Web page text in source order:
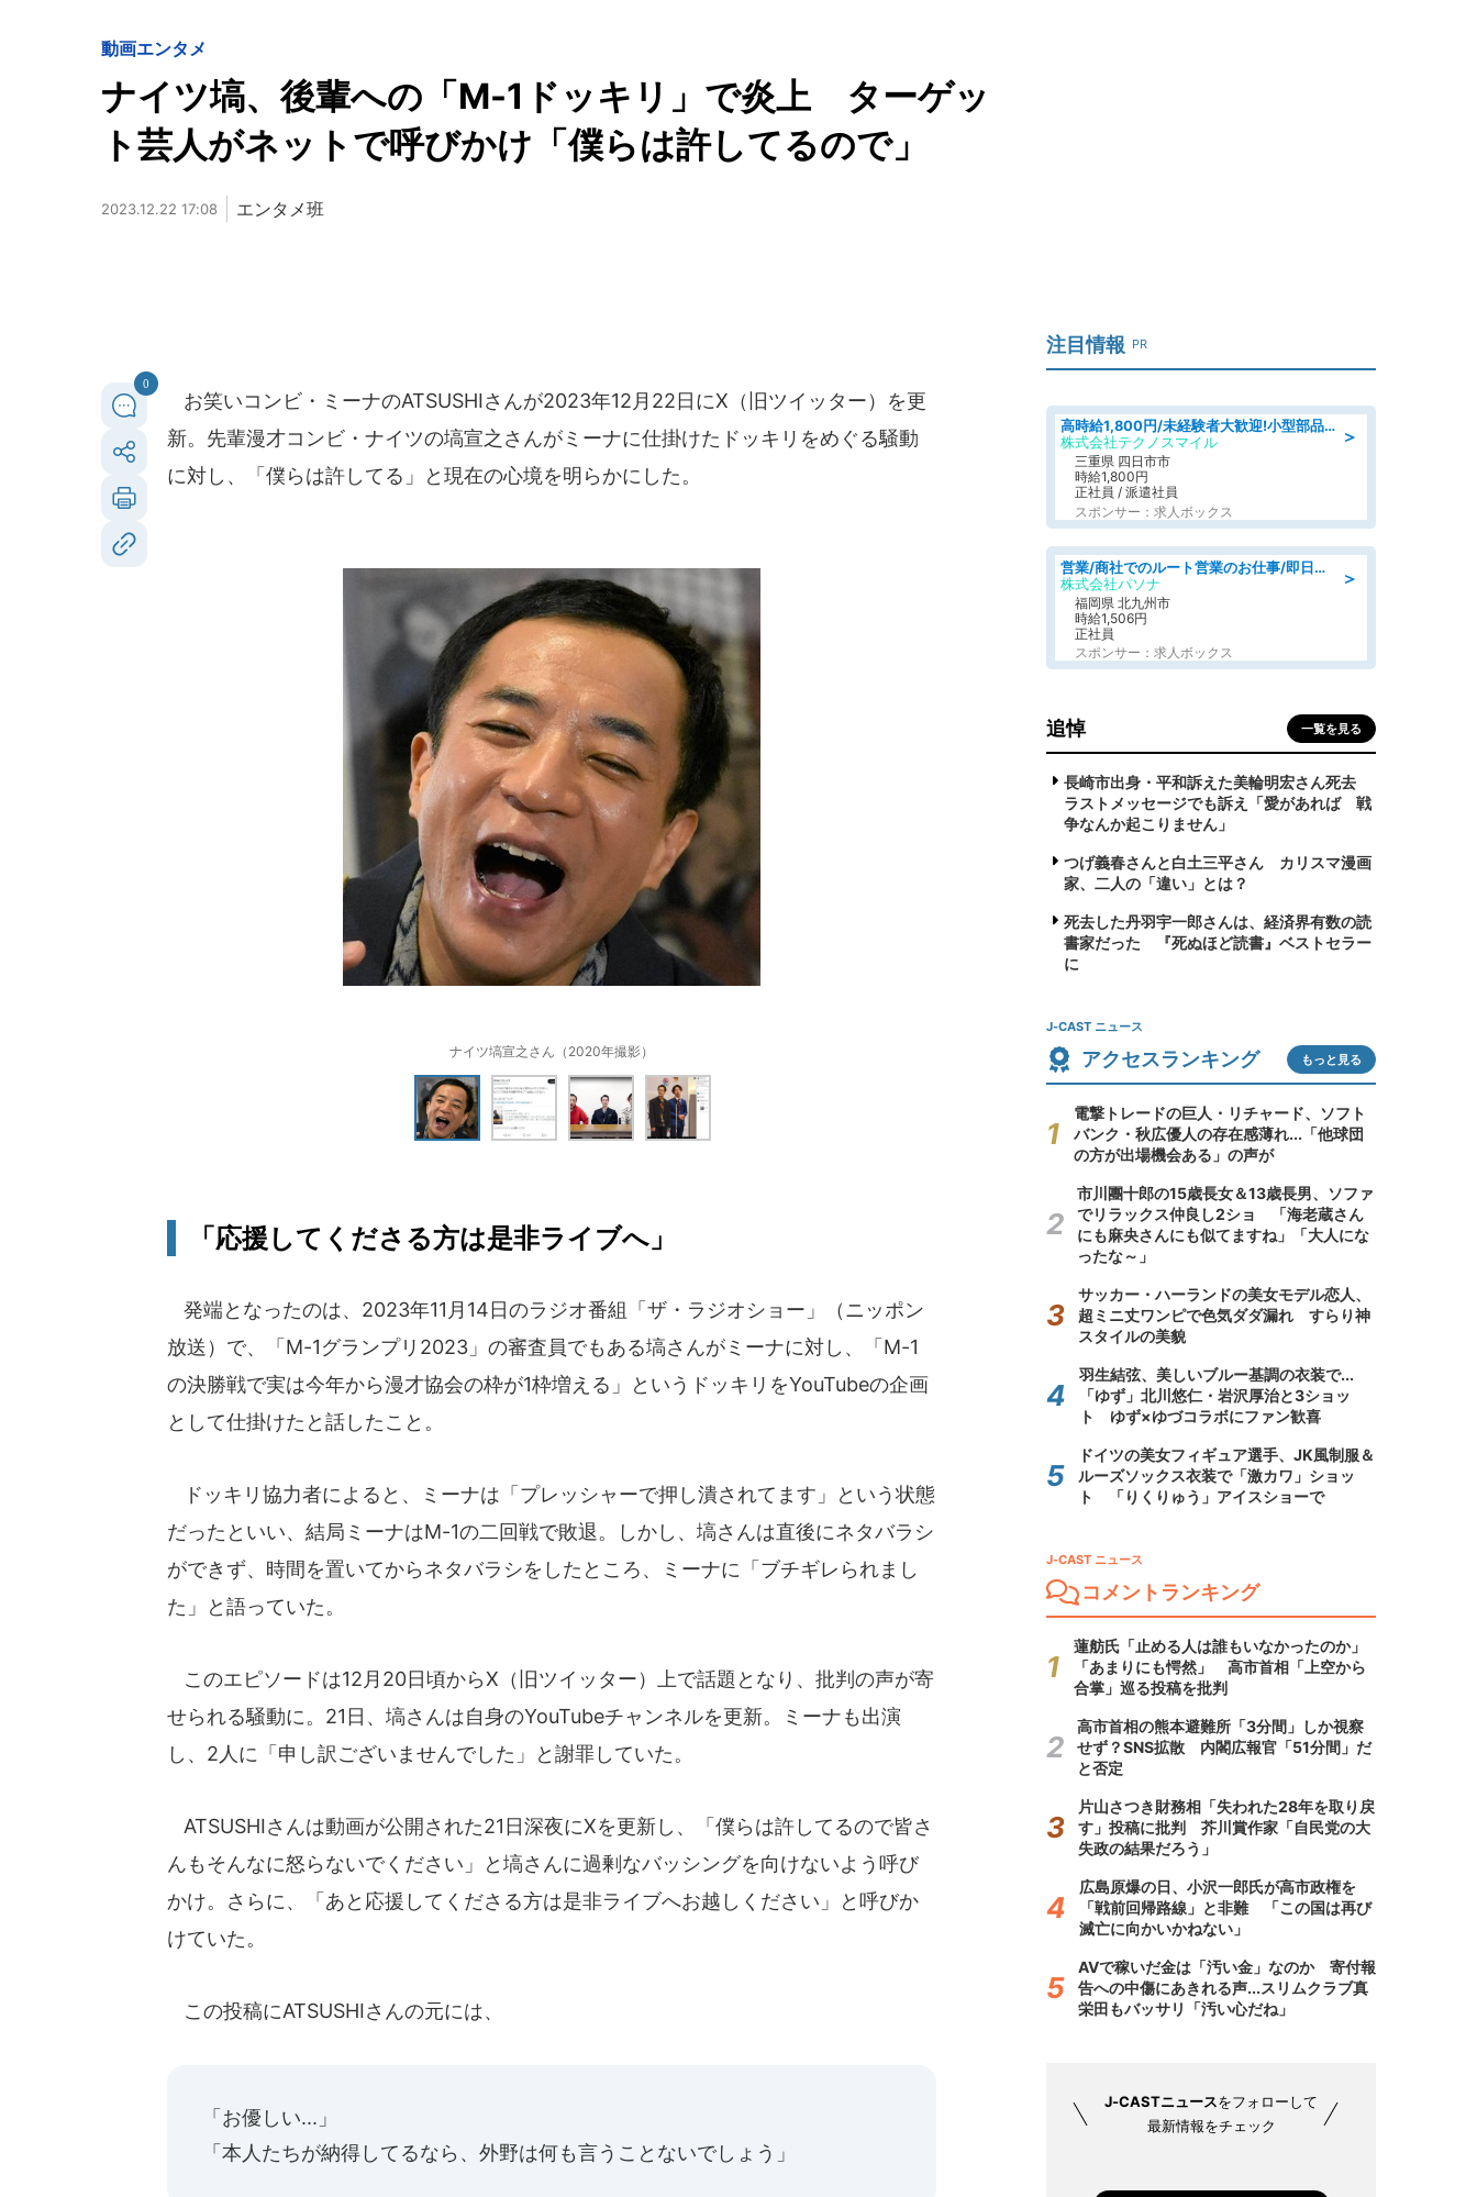
動画エンタメ
ナイツ塙、後輩への「M-1ドッキリ」で炎上 ターゲッ
ト芸人がネットで呼びかけ「僕らは許してるので」
2023.12.22 17:08 エンタメ班
0
お笑いコンビ・ミーナのATSUSHIさんが2023年12月22日にX（旧ツイッター）を更
新。先輩漫才コンビ・ナイツの塙宣之さんがミーナに仕掛けたドッキリをめぐる騒動
に対し、「僕らは許してる」と現在の心境を明らかにした。
ナイツ塙宣之さん（2020年撮影）
「応援してくださる方は是非ライブへ」
発端となったのは、2023年11月14日のラジオ番組「ザ・ラジオショー」（ニッポン
放送）で、「M-1グランプリ2023」の審査員でもある塙さんがミーナに対し、「M-1
の決勝戦で実は今年から漫才協会の枠が1枠増える」というドッキリをYouTubeの企画
として仕掛けたと話したこと。
ドッキリ協力者によると、ミーナは「プレッシャーで押し潰されてます」という状態
だったといい、結局ミーナはM-1の二回戦で敗退。しかし、塙さんは直後にネタバラシ
ができず、時間を置いてからネタバラシをしたところ、ミーナに「ブチギレられまし
た」と語っていた。
このエピソードは12月20日頃からX（旧ツイッター）上で話題となり、批判の声が寄
せられる騒動に。21日、塙さんは自身のYouTubeチャンネルを更新。ミーナも出演
し、2人に「申し訳ございませんでした」と謝罪していた。
ATSUSHIさんは動画が公開された21日深夜にXを更新し、「僕らは許してるので皆さ
んもそんなに怒らないでください」と塙さんに過剰なバッシングを向けないよう呼び
かけ。さらに、「あと応援してくださる方は是非ライブへお越しください」と呼びか
けていた。
この投稿にATSUSHIさんの元には、
「お優しい...」
「本人たちが納得してるなら、外野は何も言うことないでしょう」
注目情報 PR
＞
高時給1,800円/未経験者大歓迎!小型部品の加工業務 denso aichi
株式会社テクノスマイル
三重県 四日市市
時給1,800円
正社員 / 派遣社員
スポンサー：求人ボックス
＞
営業/商社でのルート営業のお仕事/即日勤務可/車通勤可/営業
株式会社パソナ
福岡県 北九州市
時給1,506円
正社員
スポンサー：求人ボックス
追悼 一覧を見る
長崎市出身・平和訴えた美輪明宏さん死去
ラストメッセージでも訴え「愛があれば 戦
争なんか起こりません」
つげ義春さんと白土三平さん カリスマ漫画
家、二人の「違い」とは？
死去した丹羽宇一郎さんは、経済界有数の読
書家だった 『死ぬほど読書』ベストセラー
に
J-CAST ニュース
アクセスランキング もっと見る
電撃トレードの巨人・リチャード、ソフト
バンク・秋広優人の存在感薄れ...「他球団
の方が出場機会ある」の声が
市川團十郎の15歳長女＆13歳長男、ソファ
でリラックス仲良し2ショ 「海老蔵さん
にも麻央さんにも似てますね」「大人にな
ったな～」
サッカー・ハーランドの美女モデル恋人、
超ミニ丈ワンピで色気ダダ漏れ すらり神
スタイルの美貌
羽生結弦、美しいブルー基調の衣装で...
「ゆず」北川悠仁・岩沢厚治と3ショッ
ト ゆず×ゆづコラボにファン歓喜
ドイツの美女フィギュア選手、JK風制服＆
ルーズソックス衣装で「激カワ」ショッ
ト 「りくりゅう」アイスショーで
J-CAST ニュース
コメントランキング
蓮舫氏「止める人は誰もいなかったのか」
「あまりにも愕然」 高市首相「上空から
合掌」巡る投稿を批判
高市首相の熊本避難所「3分間」しか視察
せず？SNS拡散 内閣広報官「51分間」だ
と否定
片山さつき財務相「失われた28年を取り戻
す」投稿に批判 芥川賞作家「自民党の大
失政の結果だろう」
広島原爆の日、小沢一郎氏が高市政権を
「戦前回帰路線」と非難 「この国は再び
滅亡に向かいかねない」
AVで稼いだ金は「汚い金」なのか 寄付報
告への中傷にあきれる声...スリムクラブ真
栄田もバッサリ「汚い心だね」
J-CASTニュースをフォローして
最新情報をチェック